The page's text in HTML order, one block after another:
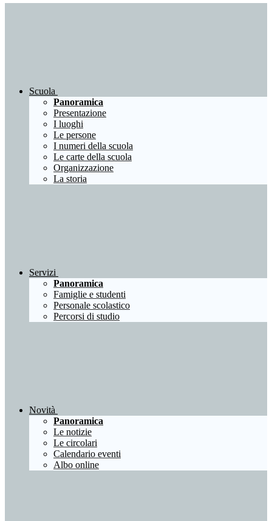
Scuola
Panoramica
Presentazione
I luoghi
Le persone
I numeri della scuola
Le carte della scuola
Organizzazione
La storia
Servizi
Panoramica
Famiglie e studenti
Personale scolastico
Percorsi di studio
Novità
Panoramica
Le notizie
Le circolari
Calendario eventi
Albo online